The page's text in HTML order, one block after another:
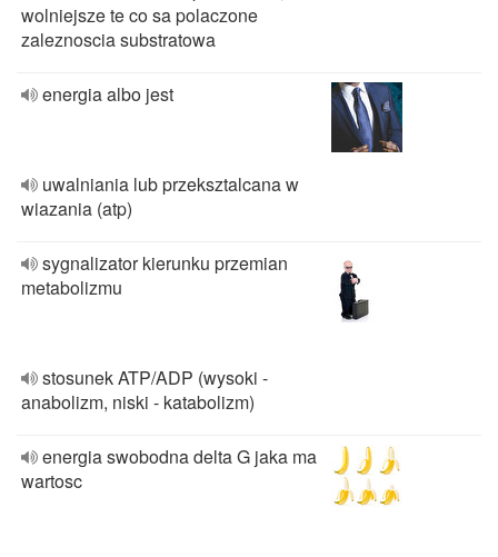
wolniejsze te co sa polaczone
zaleznoscia substratowa
energia albo jest
uwalniania lub przeksztalcana w
wiazania (atp)
sygnalizator kierunku przemian
metabolizmu
stosunek ATP/ADP (wysoki -
anabolizm, niski - katabolizm)
energia swobodna delta G jaka ma
wartosc